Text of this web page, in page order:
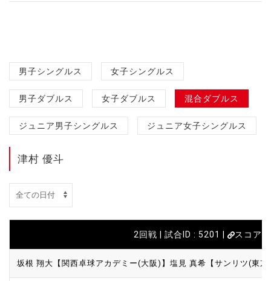
男子シングルス 女子シングルス
男子ダブルス 女子ダブルス 混合ダブルス
ジュニア男子シングルス ジュニア女子シングルス
津村 優斗
2回戦 | 試合ID : 5201 | スコア
坂根 翔大【関西卓球アカデミー(大阪)】 塩見 真希【サンリツ(東京